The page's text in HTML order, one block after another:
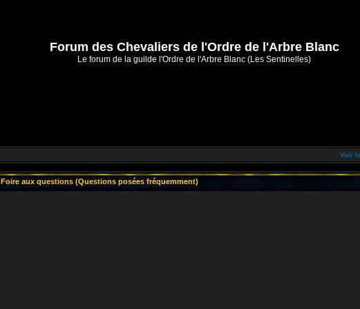
Forum des Chevaliers de l'Ordre de l'Arbre Blanc
Le forum de la guilde l'Ordre de l'Arbre Blanc (Les Sentinelles)
Voir
Foire aux questions (Questions posées fréquemment)